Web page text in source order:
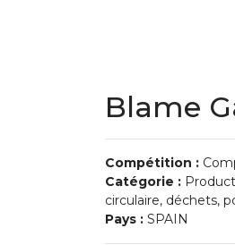
Blame
Compétition :
Catégorie :
circulaire, déchets,
Pays : SPAIN